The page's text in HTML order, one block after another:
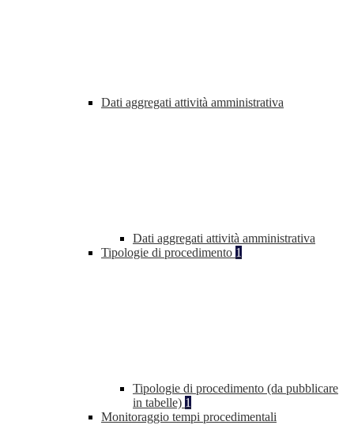
Dati aggregati attività amministrativa
Dati aggregati attività amministrativa
Tipologie di procedimento 1
Tipologie di procedimento (da pubblicare
in tabelle) 1
Monitoraggio tempi procedimentali